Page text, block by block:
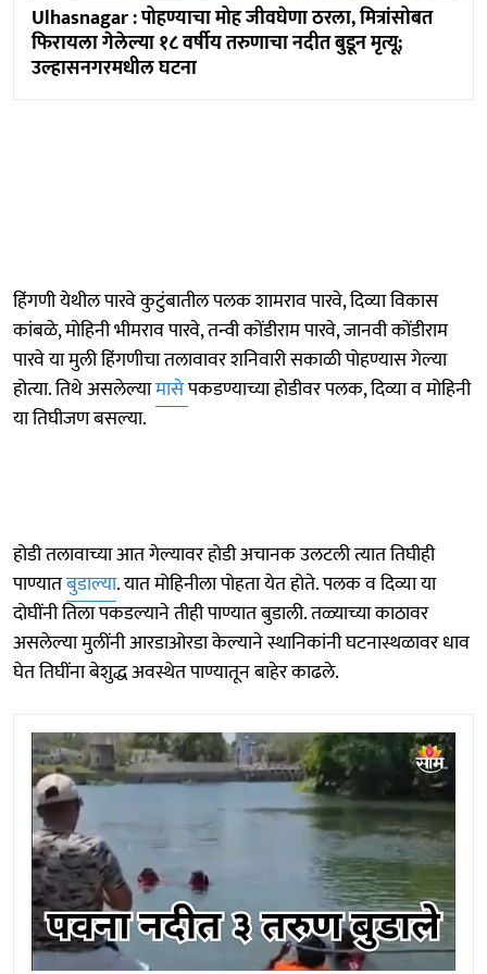
Ulhasnagar : पोहण्याचा मोह जीवघेणा ठरला, मित्रांसोबत
फिरायला गेलेल्या १८ वर्षीय तरुणाचा नदीत बुडून मृत्यू;
उल्हासनगरमधील घटना
हिंगणी येथील पारवे कुटुंबातील पलक शामराव पारवे, दिव्या विकास
कांबळे, मोहिनी भीमराव पारवे, तन्वी कोंडीराम पारवे, जानवी कोंडीराम
पारवे या मुली हिंगणीचा तलावावर शनिवारी सकाळी पोहण्यास गेल्या
होत्या. तिथे असलेल्यामासेपकडण्याच्या होडीवर पलक, दिव्या व मोहिनी
या तिघीजण बसल्या.
होडी तलावाच्या आत गेल्यावर होडी अचानक उलटली त्यात तिघीही
पाण्यातबुडाल्या. यात मोहिनीला पोहता येत होते. पलक व दिव्या या
दोघींनी तिला पकडल्याने तीही पाण्यात बुडाली. तळ्याच्या काठावर
असलेल्या मुलींनी आरडाओरडा केल्याने स्थानिकांनी घटनास्थळावर धाव
घेत तिघींना बेशुद्ध अवस्थेत पाण्यातून बाहेर काढले.